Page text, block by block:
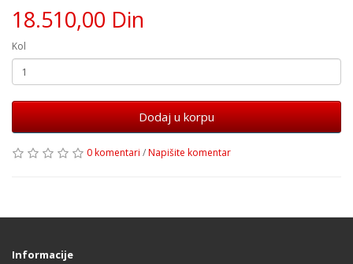
18.510,00 Din
Kol
Dodaj u korpu
0 komentari /Napišite komentar
Informacije